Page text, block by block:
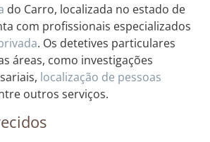
do Carro, localizada no estado de
com profissionais especializados
. Os detetives particulares
áreas, como investigações
localização de pessoas
outros serviços.